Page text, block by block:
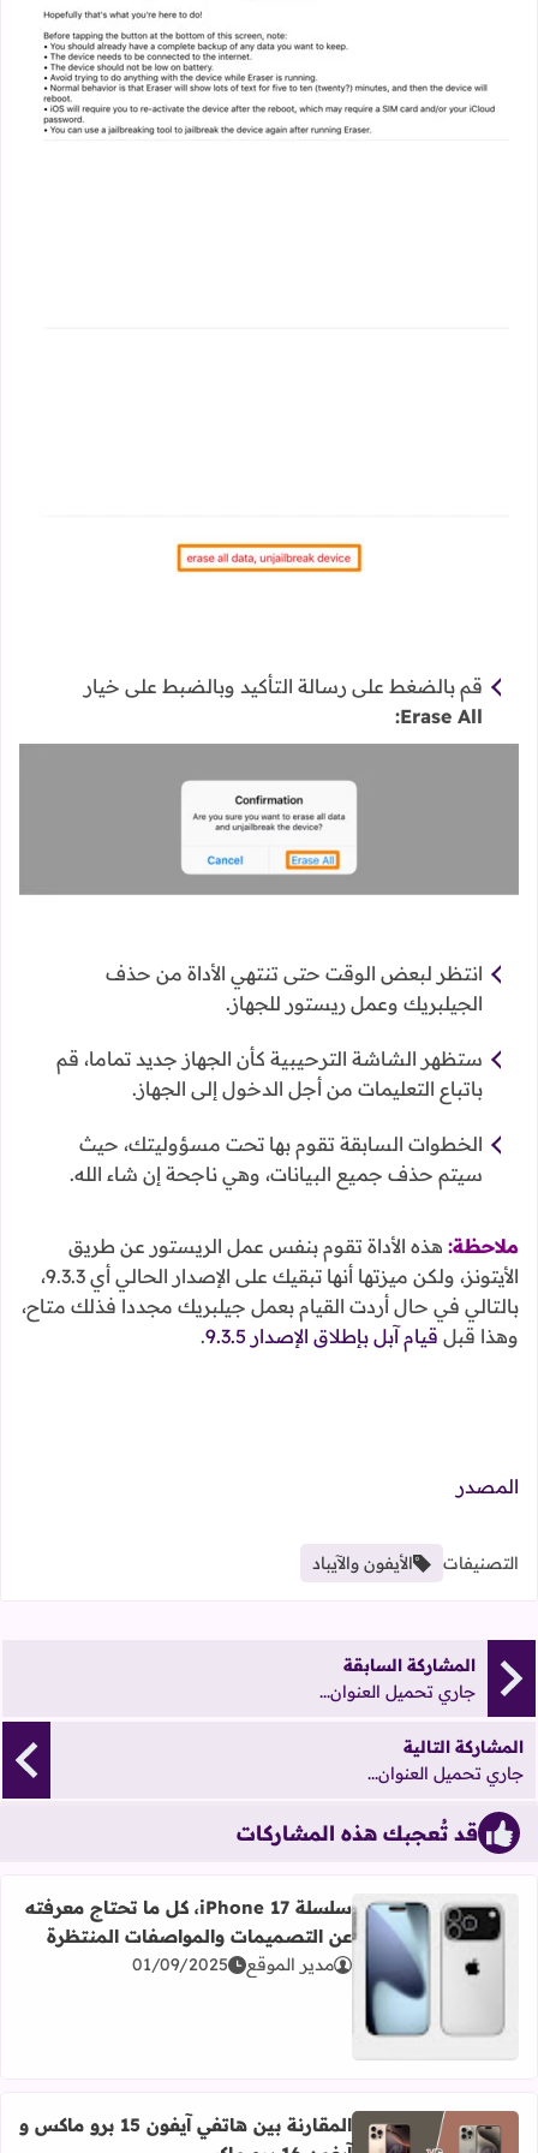
قم بالضغط على رسالة التأكيد وبالضبط على خيار
Erase All:
انتظر لبعض الوقت حتى تنتهي الأداة من حذف
الجيلبريك وعمل ريستور للجهاز.
ستظهر الشاشة الترحيبية كأن الجهاز جديد تماما، قم
باتباع التعليمات من أجل الدخول إلى الجهاز.
الخطوات السابقة تقوم بها تحت مسؤوليتك، حيث
سيتم حذف جميع البيانات، وهي ناجحة إن شاء الله.
ملاحظة: هذه الأداة تقوم بنفس عمل الريستور عن طريق
الأيتونز، ولكن ميزتها أنها تبقيك على الإصدار الحالي أي 9.3.3،
بالتالي في حال أردت القيام بعمل جيلبريك مجددا فذلك متاح،
وهذا قبل قيام آبل بإطلاق الإصدار 9.3.5 .
المصدر
التصنيفات الأيفون والآيباد
المشاركة السابقة
جاري تحميل العنوان...
المشاركة التالية
جاري تحميل العنوان...
قد تُعجبك هذه المشاركات
اقرأ المزيد عن سلسلة iPhone 17، كل ما تحتاج معرفته عن التصميمات والمواصفات المنتظرة
سلسلة iPhone 17، كل ما تحتاج معرفته
عن التصميمات والمواصفات المنتظرة
مدير الموقع 01/09/2025
المقارنة بين هاتفي آيفون 15 برو ماكس و